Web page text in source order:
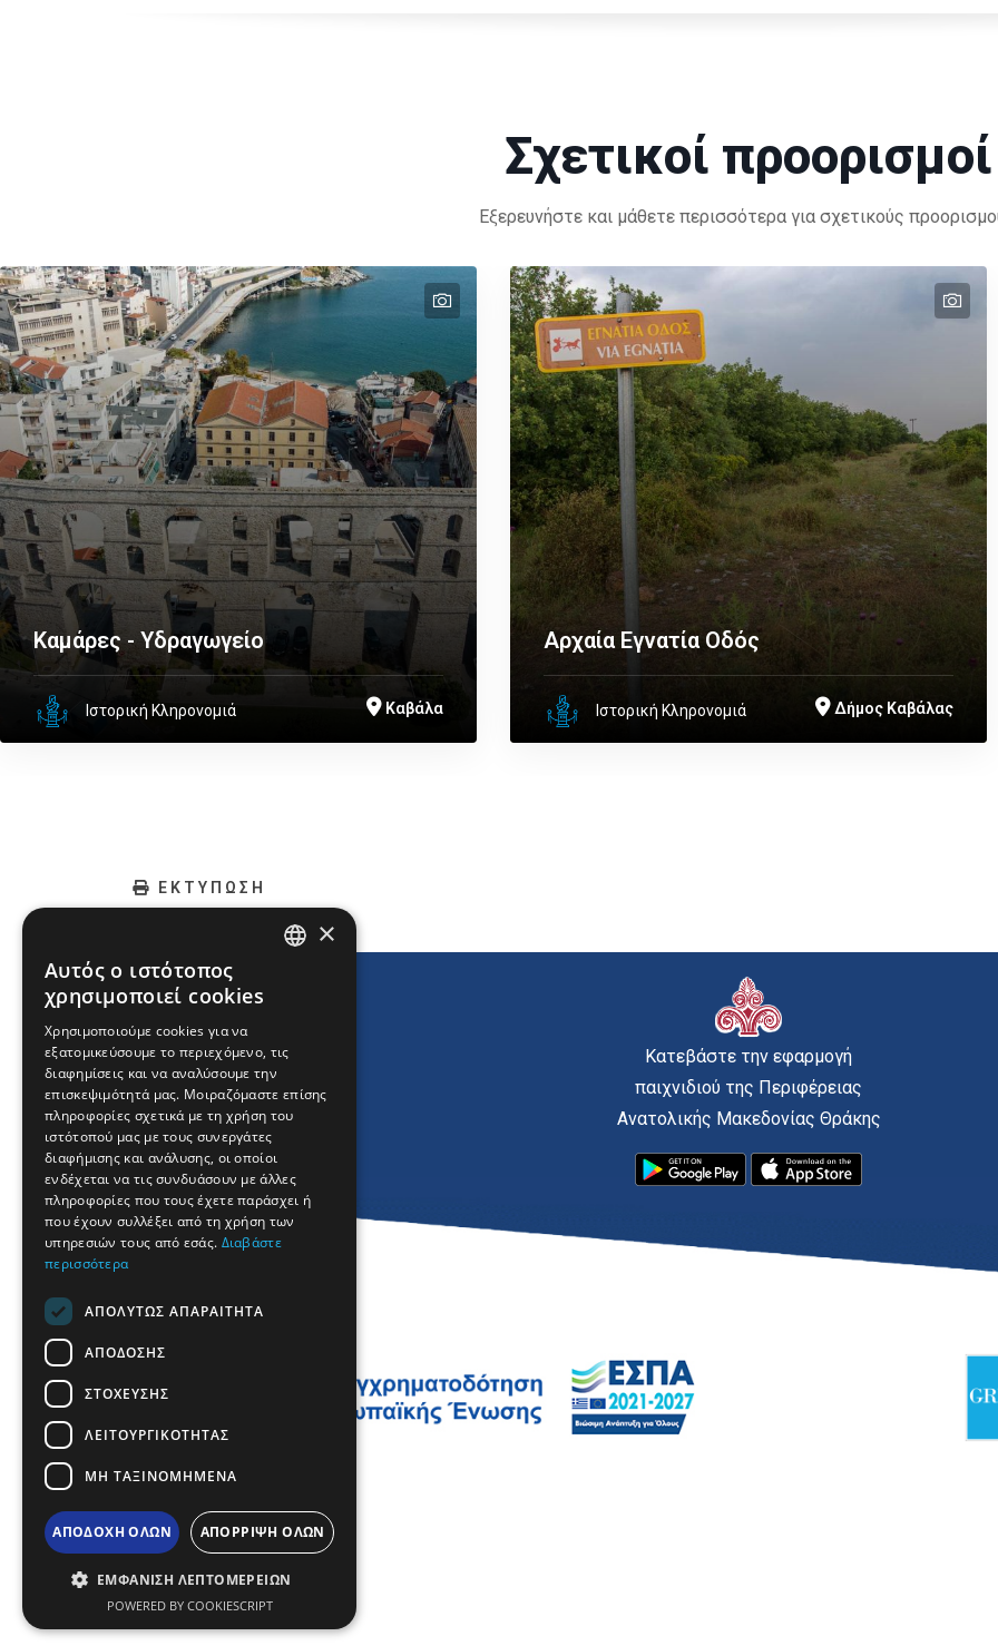
Σχετικοί προορισμοί
Εξερευνήστε και μάθετε περισσότερα για σχετικούς
Καμάρες - Υδραγωγείο
Ιστορική Κληρονομιά Καβάλα
Αρχαία Εγνατία Οδός
Ιστορική Κληρονομιά Δήμος Καβάλας
ΕΚΤΥΠΩΣΗ
Κατεβάστε την εφαρμογή
παιχνιδιού της Περιφέρειας
Ανατολικής Μακεδονίας Θράκης
FRENCH
BULGARIAN
ROMANIAN
TURKISH
×
Αυτός ο ιστότοπος
χρησιμοποιεί cookies
Χρησιμοποιούμε cookies για να
εξατομικεύσουμε το περιεχόμενο, τις
διαφημίσεις και να αναλύσουμε την
επισκεψιμότητά μας. Μοιραζόμαστε επίσης
πληροφορίες σχετικά με τη χρήση του
ιστότοπού μας με τους συνεργάτες
διαφήμισης και ανάλυσης, οι οποίοι
ενδέχεται να τις συνδυάσουν με άλλες
πληροφορίες που τους έχετε παράσχει ή
που έχουν συλλέξει από τη χρήση των
υπηρεσιών τους από εσάς. Διαβάστε
περισσότερα
ΑΠΟΛΎΤΩΣ ΑΠΑΡΑΊΤΗΤΑ
ΑΠΌΔΟΣΗΣ
ΣΤΌΧΕΥΣΗΣ
ΛΕΙΤΟΥΡΓΙΚΌΤΗΤΑΣ
ΜΗ ΤΑΞΙΝΟΜΗΜΈΝΑ
ΑΠΟΔΟΧΉ ΌΛΩΝ ΑΠΌΡΡΙΨΗ ΌΛΩΝ
ΕΜΦΆΝΙΣΗ ΛΕΠΤΟΜΕΡΕΙΏΝ
POWERED BY COOKIESCRIPT